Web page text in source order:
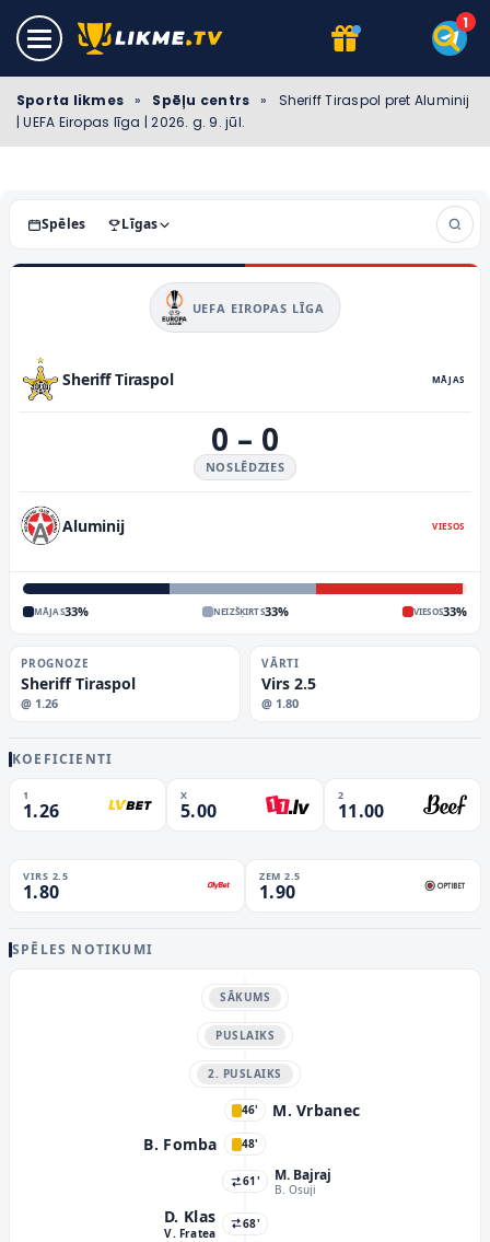
Sporta likmes » Spēļu centrs »
Sheriff Tiraspol pret Aluminij
| UEFA Eiropas līga | 2026. g. 9. jūl.
Spēles Līgas
UEFA EIROPAS LĪGA
Sheriff Tiraspol MĀJAS
0 – 0
NOSLĒDZIES
Aluminij VIESOS
MĀJAS33% NEIZŠĶIRTS33% VIESOS33%
PROGNOZE
Sheriff Tiraspol
@ 1.26
VĀRTI
Virs 2.5
@ 1.80
KOEFICIENTI
1
1.26
X
5.00
2
11.00
VIRS 2.5
1.80
ZEM 2.5
1.90
SPĒLES NOTIKUMI
SĀKUMS
PUSLAIKS
2. PUSLAIKS
46'
M. Vrbanec
B. Fomba
48'
61' M. Bajraj
B. Osuji
D. Klas
V. Fratea
68'